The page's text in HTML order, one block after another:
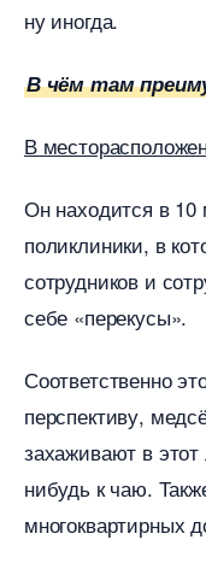
ну иногда.
чём там
Он находится в 10
поликлиники, в
сотрудников и
себе «перекусы».
Соответственно
перспективу,
захаживают в этот
нибудь к чаю.
многоквартирных